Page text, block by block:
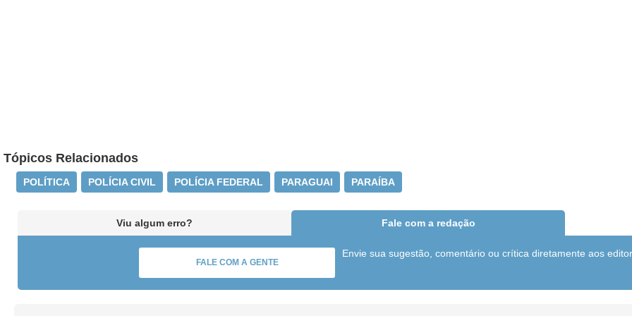
Tópicos Relacionados
POLÍTICA POLÍCIA CIVIL POLÍCIA FEDERAL PARAGUAI PARAÍBA
Viu algum erro? Fale com a redação
FALE COM A GENTE
Envie sua sugestão, comentário ou crítica diretamente aos